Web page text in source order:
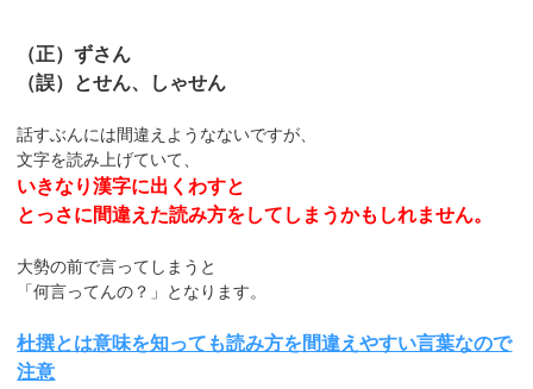
（正）ずさん
（誤）とせん、しゃせん
話すぶんには間違えようなないですが、
文字を読み上げていて、
いきなり漢字に出くわすと
とっさに間違えた読み方をしてしまうかもしれません。
大勢の前で言ってしまうと
「何言ってんの？」となります。
杜撰とは意味を知っても読み方を間違えやすい言葉なので
注意